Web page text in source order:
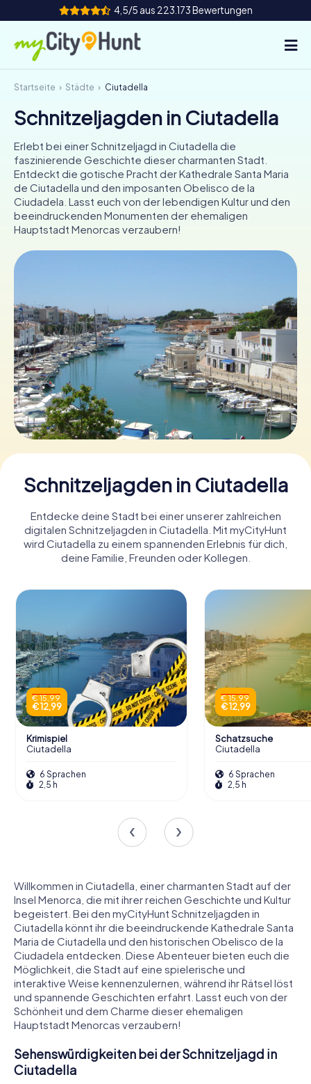
4,5/5 aus 223.173 Bewertungen
So funktioniert's
Städte
Touren
Teamevent
Tickets
INT AT CH
DE
Tickets buchen
Gutscheine bestellen
Startseite Städte Ciutadella
Schnitzeljagden in Ciutadella
Erlebt bei einer Schnitzeljagd in Ciutadella die
faszinierende Geschichte dieser charmanten Stadt.
Entdeckt die gotische Pracht der Kathedrale Santa Maria
de Ciutadella und den imposanten Obelisco de la
Ciudadela. Lasst euch von der lebendigen Kultur und den
beeindruckenden Monumenten der ehemaligen
Hauptstadt Menorcas verzaubern!
Schnitzeljagden in Ciutadella
Entdecke deine Stadt bei einer unserer zahlreichen
digitalen Schnitzeljagden in Ciutadella. Mit myCityHunt
wird Ciutadella zu einem spannenden Erlebnis für dich,
deine Familie, Freunden oder Kollegen.
€ 15,99
€ 12,99
Krimispiel
Ciutadella
6 Sprachen
2,5 h
€ 15,99
€ 12,99
Schatzsuche
Ciutadella
6 Sprachen
2,5 h
Willkommen in Ciutadella, einer charmanten Stadt auf der
Insel Menorca, die mit ihrer reichen Geschichte und Kultur
begeistert. Bei den myCityHunt Schnitzeljagden in
Ciutadella könnt ihr die beeindruckende Kathedrale Santa
Maria de Ciutadella und den historischen Obelisco de la
Ciudadela entdecken. Diese Abenteuer bieten euch die
Möglichkeit, die Stadt auf eine spielerische und
interaktive Weise kennenzulernen, während ihr Rätsel löst
und spannende Geschichten erfahrt. Lasst euch von der
Schönheit und dem Charme dieser ehemaligen
Hauptstadt Menorcas verzaubern!
Sehenswürdigkeiten bei der Schnitzeljagd in
Ciutadella